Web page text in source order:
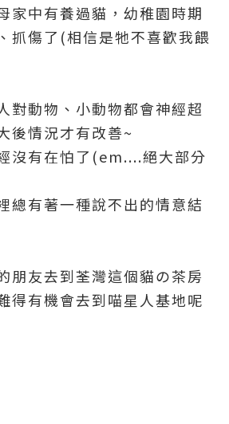
家中有養過貓，幼稚園時期
抓傷了(相信是牠不喜歡我餵
對動物、小動物都會神經超
後情況才有改善~
沒有在怕了(em....絕大部分
總有著一種說不出的情意結
朋友去到荃灣這個貓の茶房
得有機會去到喵星人基地呢